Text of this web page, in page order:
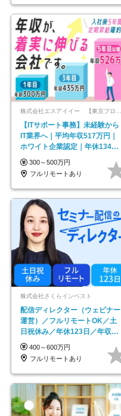
株式会社エスアイイー 【東京プロマーケット上場】
【ITサポート事務】未経験から
IT業界へ｜平均年収517万円｜
ホワイト企業認定｜年休134日
｜リモートOK
300～500万円
フルリモートあり
株式会社さくらインベスト
配信ディレクター（ウェビナー
運営）／フルリモートOK／土
日祝休み／年休123日／年収
600万円可
400～600万円
フルリモートあり